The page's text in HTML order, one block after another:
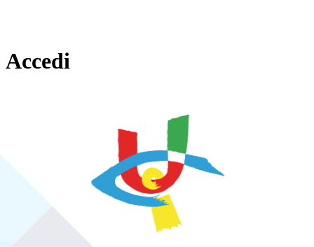
Accedi